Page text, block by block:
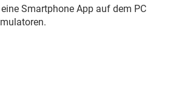
Smartphone App auf dem PC